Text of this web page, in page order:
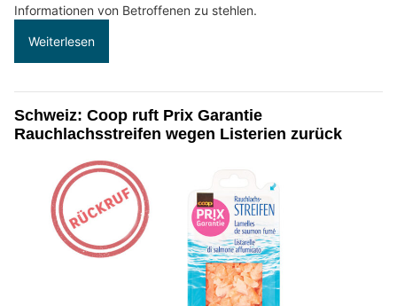
Informationen von Betroffenen zu stehlen.
Weiterlesen
Schweiz: Coop ruft Prix Garantie
Rauchlachsstreifen wegen Listerien zurück